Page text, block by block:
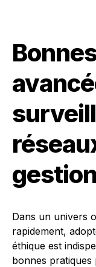
Dans un univers
rapidement,
éthique est
bonnes pratiques